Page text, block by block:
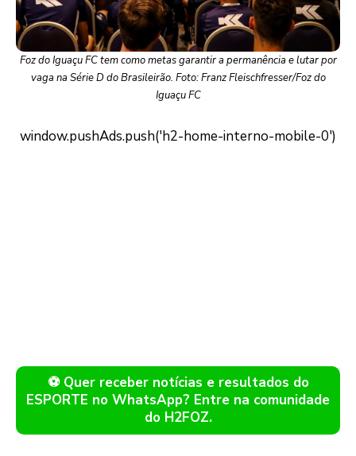
Foz do Iguaçu FC tem como metas garantir a permanência e lutar por
vaga na Série D do Brasileirão. Foto: Franz Fleischfresser/Foz do
Iguaçu FC
⚽ Quer receber notícias e resultados do
ESPORTE no WhatsApp? Entre na comunidade
do H2FOZ.